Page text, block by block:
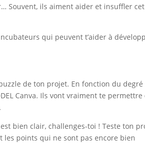
Souvent, ils aiment aider et insuffler cet
qui peuvent t’aider à
de ton projet. En fonction du degré
Canva. Ils vont vraiment te permettre
bien clair, challenges-toi ! Teste ton
les points qui ne sont pas encore bien